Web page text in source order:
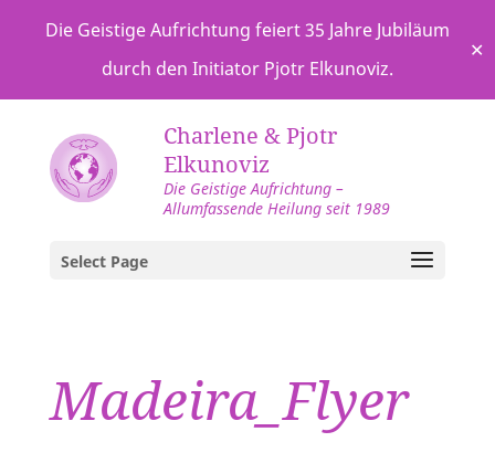
Die Geistige Aufrichtung feiert 35 Jahre Jubiläum
durch den Initiator Pjotr Elkunoviz.
✕
Charlene & Pjotr
Elkunoviz
Die Geistige Aufrichtung –
Allumfassende Heilung seit 1989
Select Page
Madeira_Flyer